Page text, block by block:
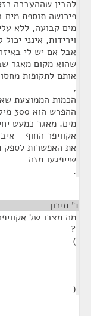
להבין שההעברה
פירושה תוספת
מים קבועה, ללא
אבל אם יש לי
שהוא מקום מאגר
אותם לתקופות
,
ההפרש הוא 300 מיליון קוב
מים. מאגר כמעט
אקוויפר החוף -
את האפשרות לספק
שייפגעו מזה
.
ד' תיכון
מה מצבו של
?
)
(